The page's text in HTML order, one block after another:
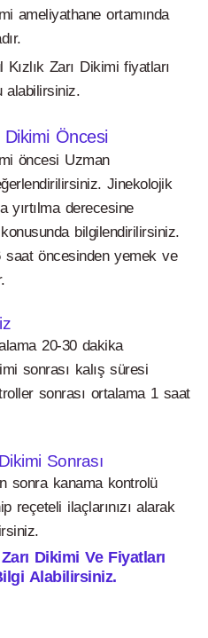
ameliyathane ortamında
Zarı Dikimi fiyatları
alabilirsiniz.
Dikimi Öncesi
öncesi Uzman
Jinekolojik
yırtılma derecesine
bilgilendirilirsiniz.
saat öncesinden yemek ve
20-30 dakika
sonrası kalış süresi
sonrası ortalama 1 saat
Sonrası
sonra kanama kontrolü
reçeteli ilaçlarınızı alarak
Dikimi Ve Fiyatları
Alabilirsiniz.